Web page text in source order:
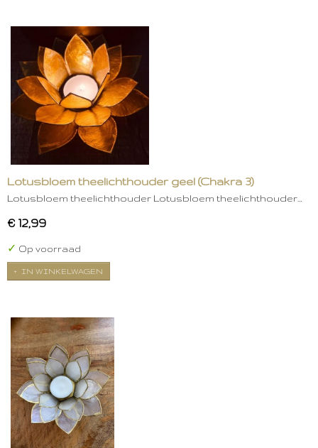
Lotusbloem theelichthouder geel (Chakra 3)
Lotusbloem theelichthouder Lotusbloem theelichthouder…
€ 12,99
✓ Op voorraad
IN WINKELWAGEN